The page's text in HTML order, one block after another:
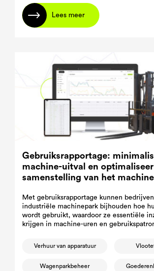
Lees meer
Gebruiksrapportage:
machine-uitval en
samenstelling van het
Met gebruiksrapportage kunnen
industriële machinepark bijhouden hoe
wordt gebruikt, waardoor ze essentiële
krijgen in machine-uren en
Verhuur van apparatuur
Wagenparkbeheer